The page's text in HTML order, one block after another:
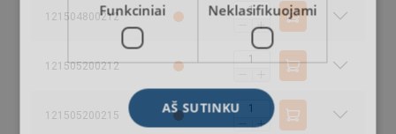
121504800212
121505200212
121505200215
Funkciniai Neklasifikuojami
AŠ SUTINKU